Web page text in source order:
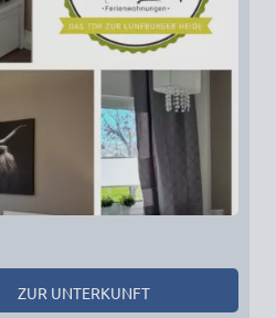
ZUR UNTERKUNFT